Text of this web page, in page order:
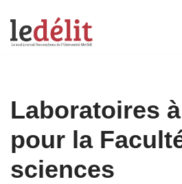
Aller
Laboratoires
pour la
sciences